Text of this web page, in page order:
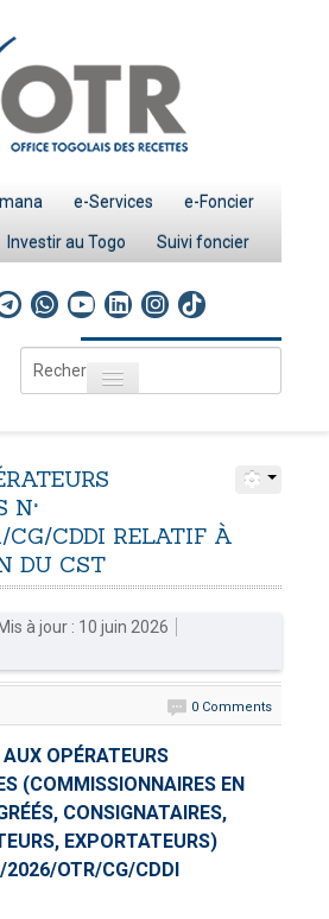
e-Services e-Foncier
Investir au Togo Suivi foncier
Rechercher
Toggle navigation
Le système fiscal
DOUANES
ACTUALITES
Toute l'actualité!
DOCUMENTATION
Toute la Documentation
N°
CDDI RELATIF À
DU CST
Mis à jour : 10 juin 2026
0 Comments
OPÉRATEURS
(COMMISSIONNAIRES EN
CONSIGNATAIRES,
EXPORTATEURS)
2026/OTR/CG/CDDI